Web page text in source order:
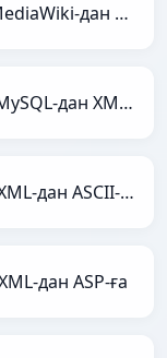
MediaWiki-дан Textile-ға
MySQL-дан XML-ға
XML-дан ASCII-ға
дан ASP-ға